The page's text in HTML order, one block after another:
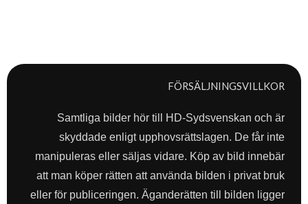
FÖRSÄLJNINGSVILLKOR
Samtliga bilder hör till HD-Sydsvenskan och är
skyddade enligt upphovsrättslagen. De får inte
manipuleras eller säljas vidare. Köp av bild innebär
att man köper rätten att använda bilden i privat bruk
eller för publiceringen. Äganderätten till bilden ligger